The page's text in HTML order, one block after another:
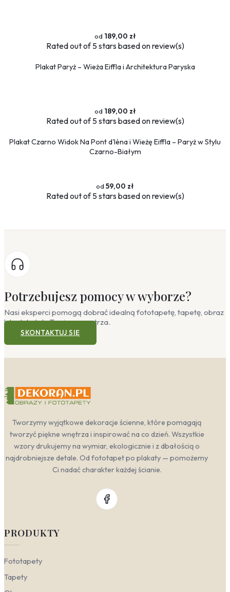
189,00 zł
Ratedout of 5 stars based onreview(s)
Plakat Paryż – Wieża Eiffla i Architektura Paryska
189,00 zł
Ratedout of 5 stars based onreview(s)
Plakat Czarno Widok Na Pont d'Iéna i Wieżę Eiffla – Paryż w Stylu
Czarno-Białym
59,00 zł
Ratedout of 5 stars based onreview(s)
Potrzebujesz pomocy w wyborze?
Nasi eksperci pomogą dobrać idealną fototapetę, tapetę, obraz
lub plakat do Twojego wnętrza.
SKONTAKTUJ SIĘ
Tworzymy wyjątkowe dekoracje ścienne, które pomagają
tworzyć piękne wnętrza i inspirować na co dzień. Wszystkie
wzory drukujemy na wymiar, ekologicznie i z dbałością o
najdrobniejsze detale. Od fototapet po plakaty — pomożemy
Ci nadać charakter każdej ścianie.
PRODUKTY
Fototapety
Tapety